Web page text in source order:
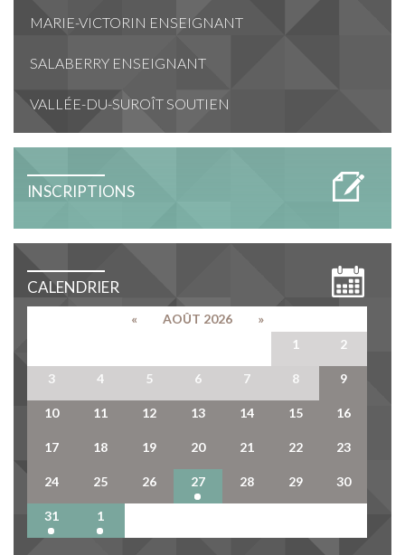
MARIE-VICTORIN ENSEIGNANT
SALABERRY ENSEIGNANT
VALLÉE-DU-SUROÎT SOUTIEN
INSCRIPTIONS
CALENDRIER
« AOÛT 2026
»
1 2
3 4 5 6 7 8 9
10 11 12 13 14 15 16
17 18 19 20 21 22 23
24 25 26 27 28 29 30
31 1